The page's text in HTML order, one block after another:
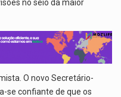
no seio da maior
O novo Secretário-
se confiante de que os